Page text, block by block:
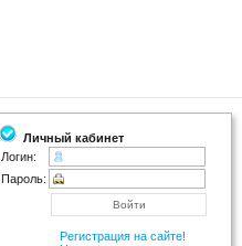
Личный кабинет
Логин:
Пароль:
Регистрация на сайте!